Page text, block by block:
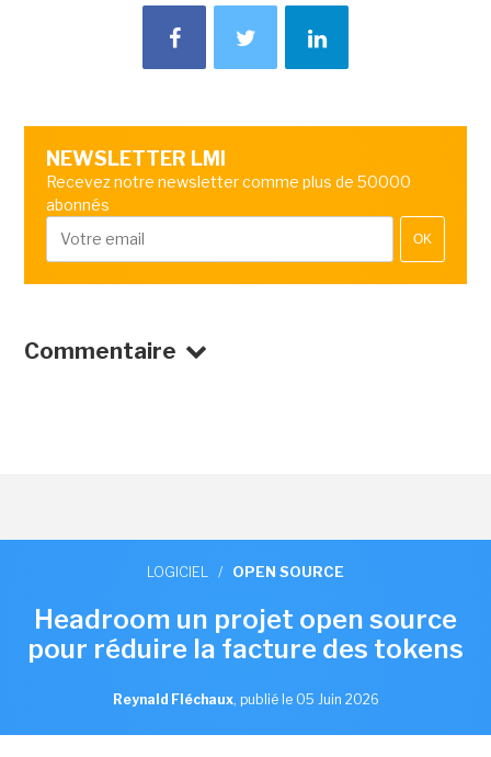
NEWSLETTER LMI
Recevez notre newsletter comme plus de 50000
abonnés
OK
Commentaire
LOGICIEL / OPEN SOURCE
Headroom un projet open source
pour réduire la facture des tokens
Reynald Fléchaux, publié le 05 Juin 2026